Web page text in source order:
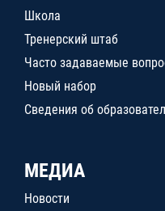
Школа
Тренерский штаб
Часто задаваемые
Новый набор
Сведения об
МЕДИА
Новости